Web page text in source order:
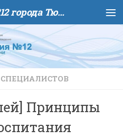
МАОУ гимназия №12 города Тюмени
Принципы